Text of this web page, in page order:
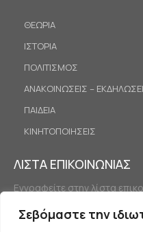
Σεβόμαστε την
ΘΕΩΡΙΑ
ΙΣΤΟΡΙΑ
ΠΟΛΙΤΙΣΜΟΣ
ΑΝΑΚΟΙΝΩΣΕΙΣ –
ΠΑΙΔΕΙΑ
ΚΙΝΗΤΟΠΟΙΗΣΕΙΣ
ΛΙΣΤΑ ΕΠΙΚΟΙΝΩΝΙΑΣ
Εγγραφείτε στην λίστα